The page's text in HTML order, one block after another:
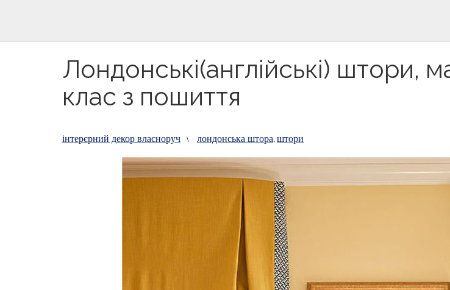
Лондонські(англійські) штори,
клас з пошиття
інтерєрний декор власноруч \ лондонська штора,штори